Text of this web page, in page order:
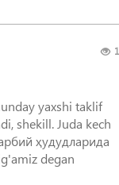
yaxshi taklif
shekill. Juda kech
ҳудудларида
degan